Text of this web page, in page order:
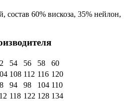
состав 60% вискоза, 35% нейлон,
54 56 58
60
108 112 116 120
94 98 104 110
118 122 128 134